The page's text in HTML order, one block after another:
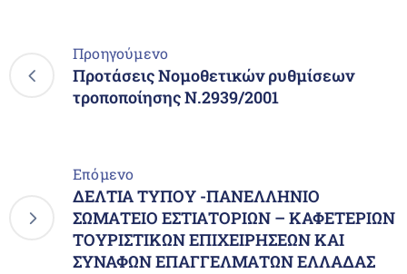
Προηγούμενο
Προτάσεις Νομοθετικών ρυθμίσεων
τροποποίησης Ν.2939/2001
Επόμενο
ΔΕΛΤΙΑ ΤΥΠΟΥ -ΠΑΝΕΛΛΗΝΙΟ
ΣΩΜΑΤΕΙΟ ΕΣΤΙΑΤΟΡΙΩΝ – ΚΑΦΕΤΕΡΙΩΝ
ΤΟΥΡΙΣΤΙΚΩΝ ΕΠΙΧΕΙΡΗΣΕΩΝ ΚΑΙ
ΣΥΝΑΦΩΝ ΕΠΑΓΓΕΛΜΑΤΩΝ ΕΛΛΑΔΑΣ